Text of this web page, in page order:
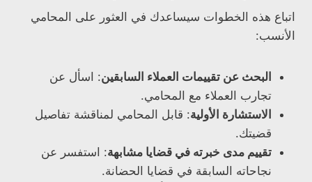
اتباع هذه الخطوات سيساعدك في العثور على المحامي
الأنسب:
البحث عن تقييمات العملاء السابقين: اسأل عن
تجارب العملاء مع المحامي.
الاستشارة الأولية: قابل المحامي لمناقشة تفاصيل
قضيتك.
تقييم مدى خبرته في قضايا مشابهة: استفسر عن
نجاحاته السابقة في قضايا الحضانة.